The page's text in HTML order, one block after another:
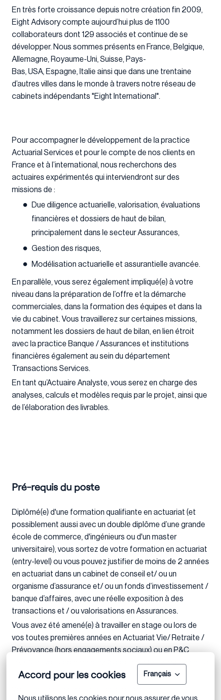
Accord pour les cookies Français
En très forte croissance depuis notre création fin 2009,
Eight Advisory compte aujourd’hui plus de 1100
collaborateurs dont 129 associés et continue de se
développer. Nous sommes présents en France, Belgique,
Allemagne, Royaume-Uni, Suisse, Pays-
Bas, USA, Espagne, Italie ainsi que dans une trentaine
d’autres villes dans le monde à travers notre réseau de
cabinets indépendants "Eight International".
Pour accompagner le développement de la practice
Actuarial Services et pour le compte de nos clients en
France et à l’international, nous recherchons des
actuaires expérimentés qui interviendront sur des
missions de :
Due diligence actuarielle, valorisation, évaluations
financières et dossiers de haut de bilan,
principalement dans le secteur Assurances,
Gestion des risques,
Modélisation actuarielle et assurantielle avancée.
En parallèle, vous serez également impliqué(e) à votre
niveau dans la préparation de l’offre et la démarche
commerciales, dans la formation des équipes et dans la
vie du cabinet. Vous travaillerez sur certaines missions,
notamment les dossiers de haut de bilan, en lien étroit
avec la practice Banque / Assurances et institutions
financières également au sein du département
Transactions Services.
En tant qu’Actuaire Analyste, vous serez en charge des
analyses, calculs et modèles requis par le projet, ainsi que
de l’élaboration des livrables.
Pré-requis du poste
Diplômé(e) d'une formation qualifiante en actuariat (et
possiblement aussi avec un double diplôme d’une grande
école de commerce, d'ingénieurs ou d'un master
universitaire), vous sortez de votre formation en actuariat
(entry-level) ou vous pouvez justifier de moins de 2 années
en actuariat dans un cabinet de conseil et/ ou un
organisme d’assurance et/ ou un fonds d’investissement /
banque d’affaires, avec une réelle exposition à des
transactions et / ou valorisations en Assurances.
Vous avez été amené(e) à travailler en stage ou lors de
vos toutes premières années en Actuariat Vie/ Retraite /
Prévoyance (hors engagements sociaux) ou en P&C
(IARD), et vous commencez à appréhender le marché et la
réglementation du secteur Assurances en France.